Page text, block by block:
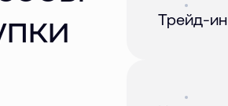
Трейд-ин